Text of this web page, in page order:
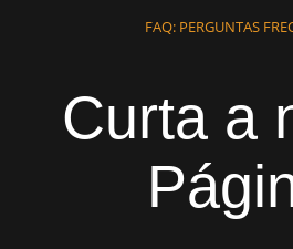
FAQ: PERGUNTAS
Curta a